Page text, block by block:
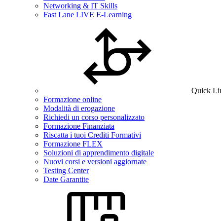
Networking & IT Skills
Fast Lane LIVE E-Learning
Quick
Formazione online
Modalità di erogazione
Richiedi un corso personalizzato
Formazione Finanziata
Riscatta i tuoi Crediti Formativi
Formazione FLEX
Soluzioni di apprendimento digitale
Nuovi corsi e versioni aggiornate
Testing Center
Date Garantite